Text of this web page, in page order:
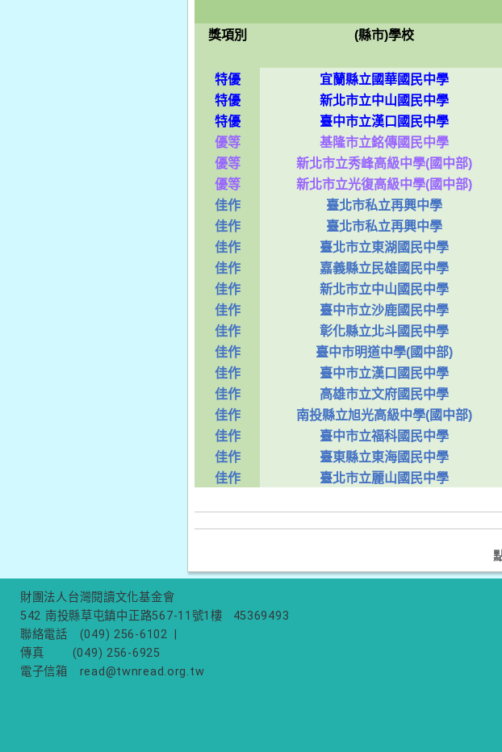
國
獎項別 (縣市)學校
特優 宜蘭縣立國華國民中學
特優
新北市立中山國民中學
特優
臺中市立漢口國民中學
優等
基隆市立銘傳國民中學
優等
新北市立秀峰高級中學(國中部)
優等
新北市立光復高級中學(國中部)
佳作
臺北市私立再興中學
佳作
臺北市私立再興中學
佳作
臺北市立東湖國民中學
佳作
嘉義縣立民雄國民中學
佳作
新北市立中山國民中學
佳作
臺中市立沙鹿國民中學
佳作
彰化縣立北斗國民中學
佳作
臺中市明道中學(國中部)
佳作
臺中市立漢口國民中學
佳作
高雄市立文府國民中學
佳作
南投縣立旭光高級中學(國中部)
佳作
臺中市立福科國民中學
佳作
臺東縣立東海國民中學
佳作
臺北市立麗山國民中學
財團法人台灣閱讀文化基金會
542 南投縣草屯鎮中正路567-11號1樓
45369493
聯絡電話
(049) 256-6102
傳真
(049) 256-6925
電子信箱
read@twnread.org.tw